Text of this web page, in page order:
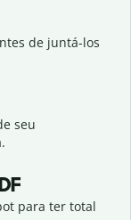
de juntá-los
seu
para ter total